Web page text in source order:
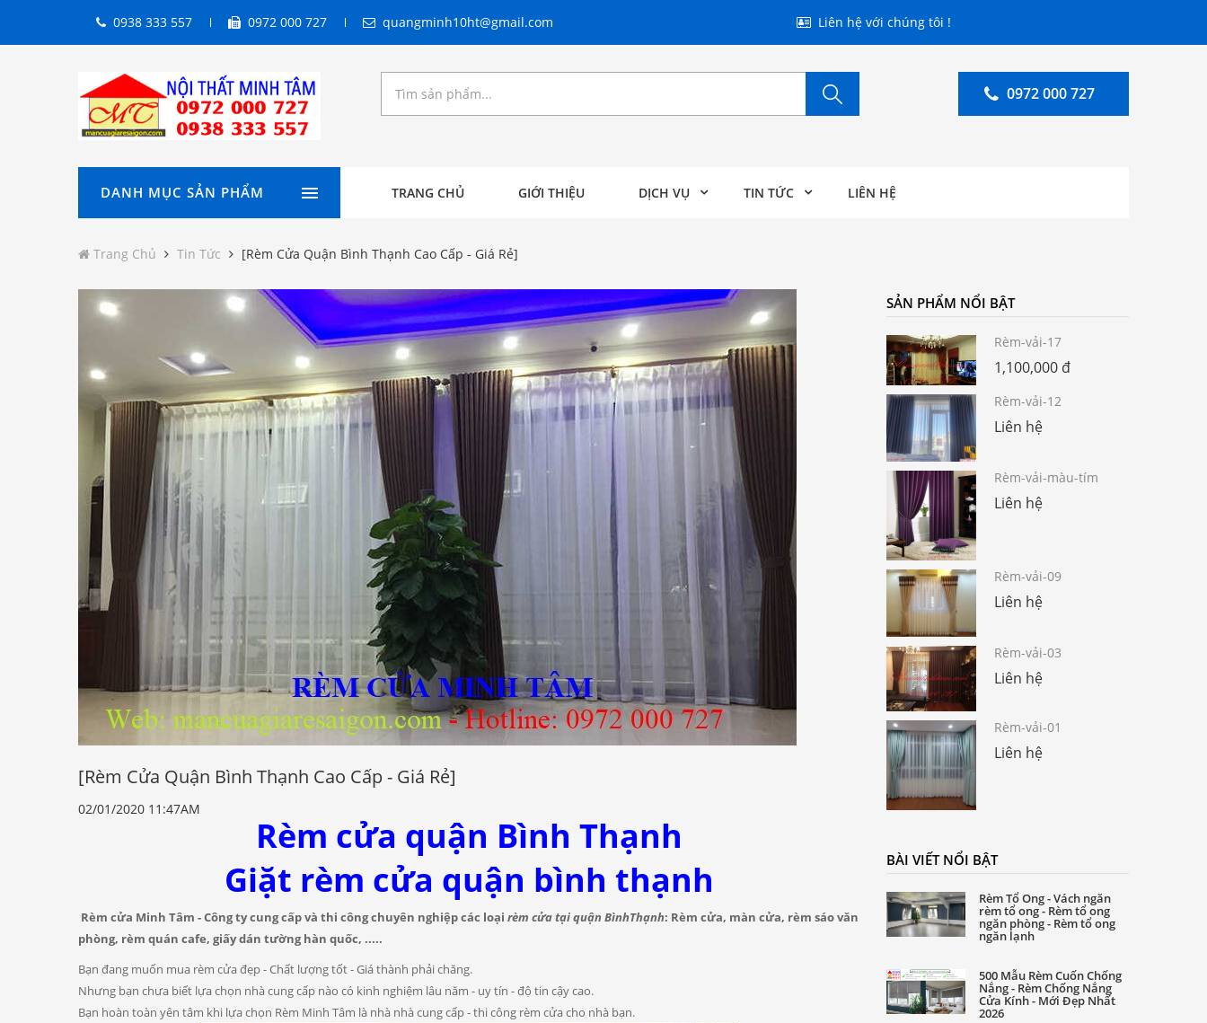
0938 333 557 0972 000 727 quangminh10ht@gmail.com Liên hệ với chúng tôi !
0972 000 727
DANH MỤC SẢN PHẨM TRANG CHỦ GIỚI THIỆU DỊCH VỤ TIN TỨC LIÊN HỆ
Trang Chủ Tin Tức [Rèm Cửa Quận Bình Thạnh Cao Cấp - Giá Rẻ]
[Rèm Cửa Quận Bình Thạnh Cao Cấp - Giá Rẻ]
02/01/2020 11:47AM
Rèm cửa quận Bình Thạnh
Giặt rèm cửa quận bình thạnh
Rèm cửa Minh Tâm - Công ty cung cấp và thi công chuyên nghiệp các loại rèm cửa tại quận BìnhThạnh: Rèm cửa, màn cửa, rèm sáo văn
phòng, rèm quán cafe, giấy dán tường hàn quốc, .....
Bạn đang muốn mua rèm cửa đẹp - Chất lượng tốt - Giá thành phải chăng.
Nhưng bạn chưa biết lựa chọn nhà cung cấp nào có kinh nghiệm lâu năm - uy tín - độ tin cậy cao.
Bạn hoàn toàn yên tâm khi lựa chọn Rèm Minh Tâm là nhà nhà cung cấp - thi công rèm cửa cho nhà bạn.
SẢN PHẨM NỔI BẬT
Rèm-vải-17
1,100,000 đ
Rèm-vải-12
Liên hệ
Rèm-vải-màu-tím
Liên hệ
Rèm-vải-09
Liên hệ
Rèm-vải-03
Liên hệ
Rèm-vải-01
Liên hệ
BÀI VIẾT NỔI BẬT
Rèm Tổ Ong - Vách ngăn
rèm tổ ong - Rèm tổ ong
ngăn phòng - Rèm tổ ong
ngăn lạnh
500 Mẫu Rèm Cuốn Chống
Nắng - Rèm Chống Nắng
Cửa Kính - Mới Đẹp Nhất
2026